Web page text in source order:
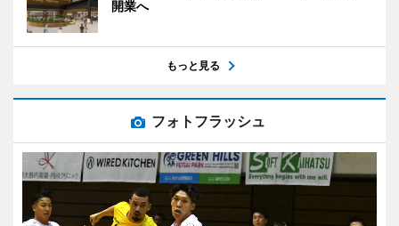
開業へ
もっと見る
フォトフラッシュ